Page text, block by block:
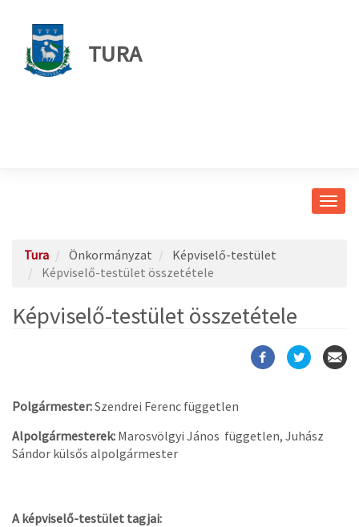
TURA
Tura Önkormányzat
Képviselő-testület
Képviselő-testület összetétele
Képviselő-testület összetétele
Polgármester:Szendrei Ferenc független
Alpolgármesterek: Marosvölgyi János független, Juhász
Sándor külsős alpolgármester
A képviselő-testület tagjai: